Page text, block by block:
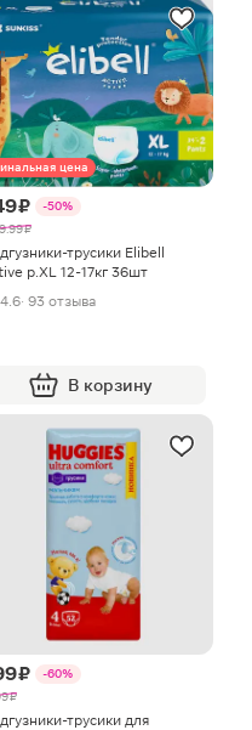
цена
₽
-50%
₽
трусики Elibell
р.XL 12-17кг 36шт
4.6· 93 отзыва
В корзину
₽
-60%
₽
трусики для